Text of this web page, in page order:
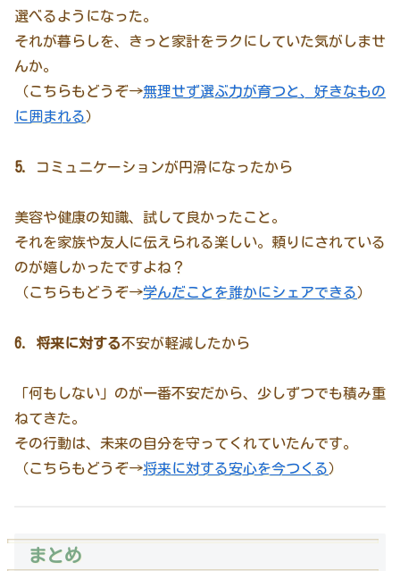
選べるようになった。
それが暮らしを、きっと家計をラクにしていた気がしませ
んか。
（こちらもどうぞ→無理せず選ぶ力が育つと、好きなもの
に囲まれる）
5. コミュニケーションが円滑になったから
美容や健康の知識、試して良かったこと。
それを家族や友人に伝えられる楽しい。頼りにされている
のが嬉しかったですよね？
（こちらもどうぞ→学んだことを誰かにシェアできる）
6. 将来に対する不安が軽減したから
「何もしない」のが一番不安だから、少しずつでも積み重
ねてきた。
その行動は、未来の自分を守ってくれていたんです。
（こちらもどうぞ→将来に対する安心を今つくる）
まとめ